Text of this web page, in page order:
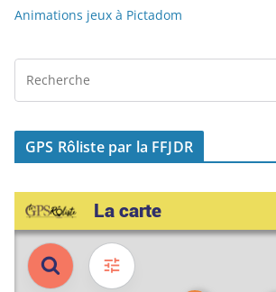
Animations jeux à Pictadom
GPS Rôliste par la FFJDR